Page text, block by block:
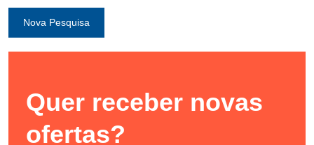
Nova Pesquisa
Quer receber novas
ofertas?